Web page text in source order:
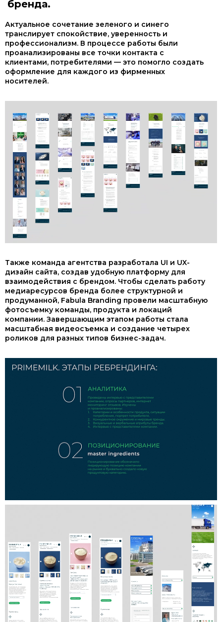
бренда.
Актуальное сочетание зеленого и синего
транслирует спокойствие, уверенность и
профессионализм. В процессе работы были
проанализированы все точки контакта с
клиентами, потребителями — это помогло создать
оформление для каждого из фирменных
носителей.
Также команда агентства разработала UI и UX-
дизайн сайта, создав удобную платформу для
взаимодействия с брендом. Чтобы сделать работу
медиаресурсов бренда более структурной и
продуманной, Fabula Branding провели масштабную
фотосъемку команды, продукта и локаций
компании. Завершающим этапом работы стала
масштабная видеосъемка и создание четырех
роликов для разных типов бизнес-задач.